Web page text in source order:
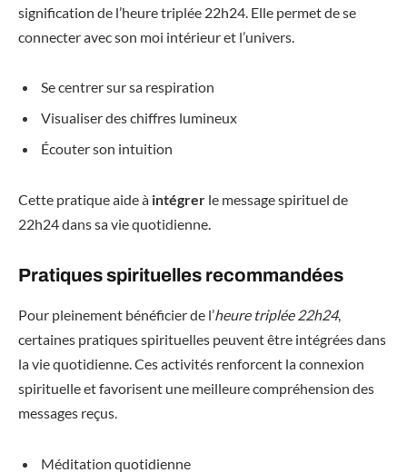
signification de l’heure triplée 22h24. Elle permet de se
connecter avec son moi intérieur et l’univers.
Se centrer sur sa respiration
Visualiser des chiffres lumineux
Écouter son intuition
Cette pratique aide à intégrer le message spirituel de
22h24 dans sa vie quotidienne.
Pratiques spirituelles recommandées
Pour pleinement bénéficier de l’heure triplée 22h24,
certaines pratiques spirituelles peuvent être intégrées dans
la vie quotidienne. Ces activités renforcent la connexion
spirituelle et favorisent une meilleure compréhension des
messages reçus.
Méditation quotidienne